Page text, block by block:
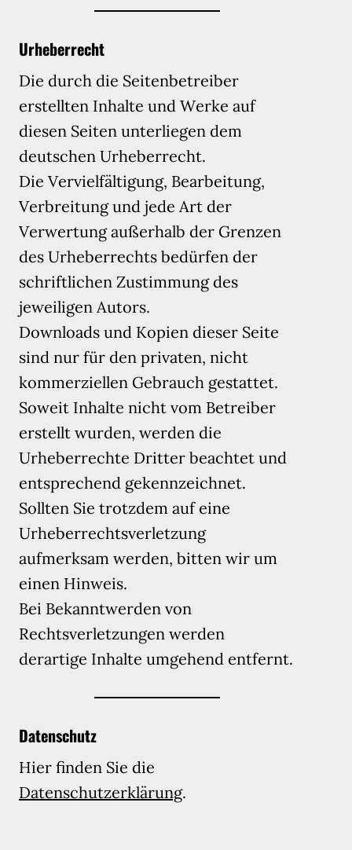
Urheberrecht
Die durch die Seitenbetreiber
erstellten Inhalte und Werke auf
diesen Seiten unterliegen dem
deutschen Urheberrecht.
Die Vervielfältigung, Bearbeitung,
Verbreitung und jede Art der
Verwertung außerhalb der Grenzen
des Urheberrechts bedürfen der
schriftlichen Zustimmung des
jeweiligen Autors.
Downloads und Kopien dieser Seite
sind nur für den privaten, nicht
kommerziellen Gebrauch gestattet.
Soweit Inhalte nicht vom Betreiber
erstellt wurden, werden die
Urheberrechte Dritter beachtet und
entsprechend gekennzeichnet.
Sollten Sie trotzdem auf eine
Urheberrechtsverletzung
aufmerksam werden, bitten wir um
einen Hinweis.
Bei Bekanntwerden von
Rechtsverletzungen werden
derartige Inhalte umgehend entfernt.
Datenschutz
Hier finden Sie die
Datenschutzerklärung.